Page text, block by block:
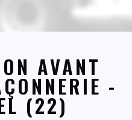
AVANT
-
(22)